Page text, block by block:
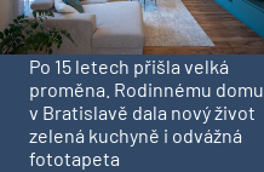
Po 15 letech přišla velká
proměna. Rodinnému domu
v Bratislavě dala nový život
zelená kuchyně i odvážná
fototapeta